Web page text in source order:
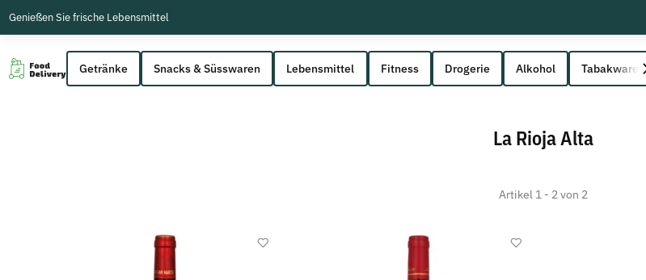
Genießen Sie frische Lebensmittel
Getränke Snacks & Süsswaren Lebensmittel Fitness Drogerie Alkohol Tabakwaren
La Rioja Alta
Artikel 1 - 2 von 2